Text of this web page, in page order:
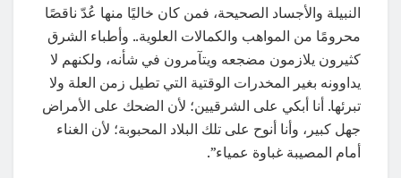
النبيلة والأجساد الصحيحة، فمن كان خاليًا منها عُدّ ناقصًا
محرومًا من المواهب والكمالات العلوية.. وأطباء الشرق
كثيرون يلازمون مضجعه ويتآمرون في شأنه، ولكنهم لا
يداوونه بغير المخدرات الوقتية التي تطيل زمن العلة ولا
تبرئها. أنا أبكي على الشرقيين؛ لأن الضحك على الأمراض
جهل كبير، وأنا أنوح على تلك البلاد المحبوبة؛ لأن الغناء
أمام المصيبة غباوة عمياء”.